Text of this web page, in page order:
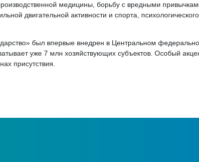
медицины, борьбу с вредными
двигательной активности и спорта,
был впервые внедрен в Центральном
уже 7 млн хозяйствующих субъектов. Особый
присутствия.